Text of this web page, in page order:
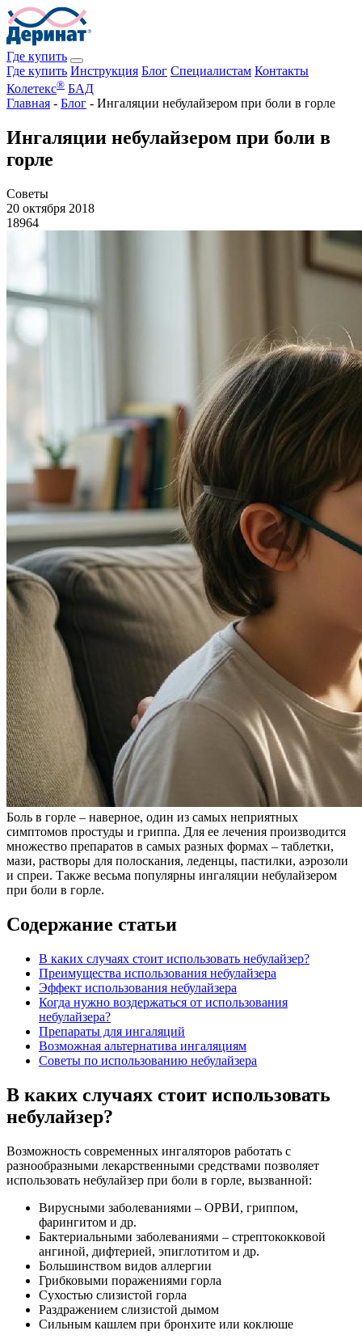
Где купить
Где купить Инструкция Блог Специалистам Контакты
Колетекс® БАД
Главная - Блог - Ингаляции небулайзером при боли в горле
Ингаляции небулайзером при боли в
горле
Советы
20 октября 2018
18964
Боль в горле – наверное, один из самых неприятных
симптомов простуды и гриппа. Для ее лечения производится
множество препаратов в самых разных формах – таблетки,
мази, растворы для полоскания, леденцы, пастилки, аэрозоли
и спреи. Также весьма популярны ингаляции небулайзером
при боли в горле.
Содержание статьи
В каких случаях стоит использовать небулайзер?
Преимущества использования небулайзера
Эффект использования небулайзера
Когда нужно воздержаться от использования
небулайзера?
Препараты для ингаляций
Возможная альтернатива ингаляциям
Советы по использованию небулайзера
В каких случаях стоит использовать
небулайзер?
Возможность современных ингаляторов работать с
разнообразными лекарственными средствами позволяет
использовать небулайзер при боли в горле, вызванной:
Вирусными заболеваниями – ОРВИ, гриппом,
фарингитом и др.
Бактериальными заболеваниями – стрептококковой
ангиной, дифтерией, эпиглотитом и др.
Большинством видов аллергии
Грибковыми поражениями горла
Сухостью слизистой горла
Раздражением слизистой дымом
Сильным кашлем при бронхите или коклюше